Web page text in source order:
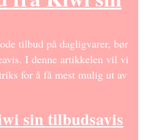
tilbud på dagligvarer, bør
I denne artikkelen vil vi
for å få mest mulig ut av
sin tilbudsavis